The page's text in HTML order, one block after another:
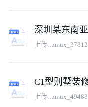
深圳某东南
上传:tumux_37812
C1型别墅装
上传:tumux_49488